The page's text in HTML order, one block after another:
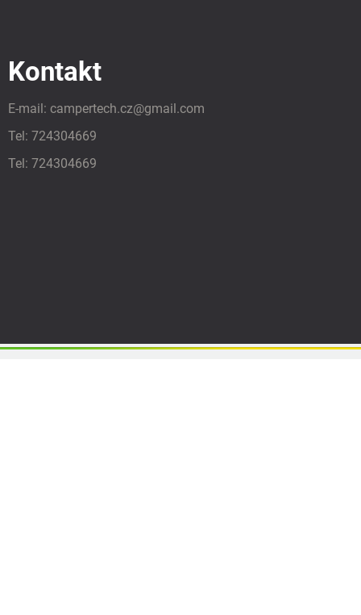
Kontakt
E-mail: campertech.cz@gmail.com
Tel: 724304669
Tel: 724304669